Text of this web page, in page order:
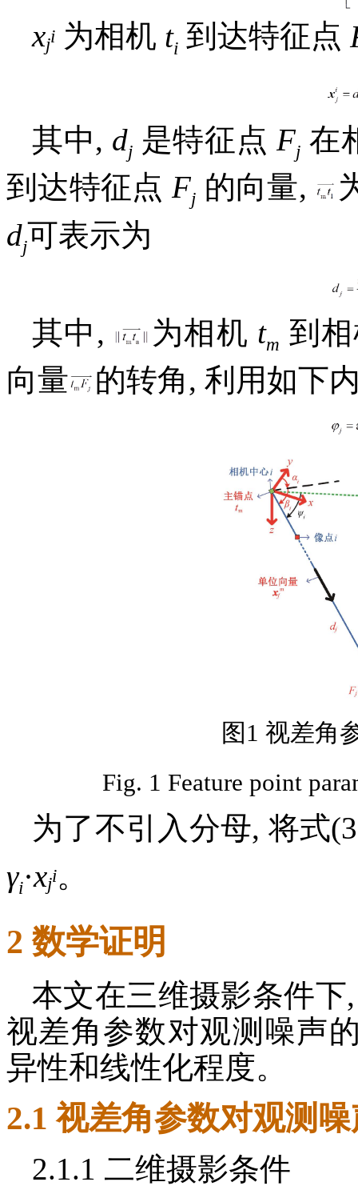
xji 为相机 ti 到达特征点
其中, dj 是特征点 Fj 在
到达特征点Fj 的向量,
dj可表示为
其中, 为相机 tm 到
向量
的转角, 利用如下
图1 视差角
Fig. 1 Feature point
为了不引入分母, 将式
γi·xji。
2 数学证明
本文在三维摄影条件
视差角参数对观测噪声
异性和线性化程度。
2.1 视差角参数对观测
2.1.1 二维摄影条件